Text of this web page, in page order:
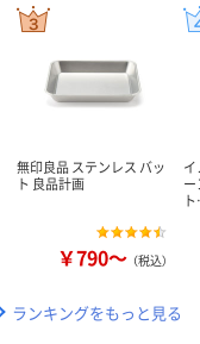
無印良品 ステンレス バッ
ト 良品計画
￥790～ （税込）
ランキングをもっと見る